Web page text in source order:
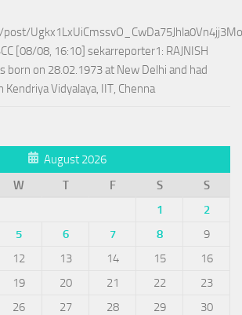
[08/08, 16:10] sekarreporter1: RAJNISH
born on 28.02.1973 at New Delhi and had
Kendriya Vidyalaya, IIT, Chenna
August 2026
W T F S
S
1
2
5 6 7 8
9
12 13 14 15
16
19 20 21 22
23
26 27 28 29
30